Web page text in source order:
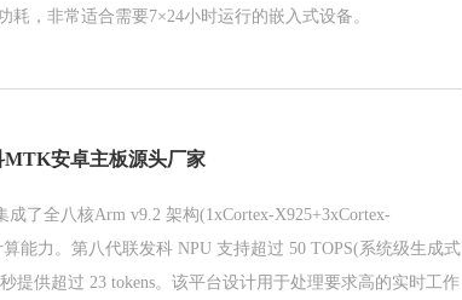
，非常适合需要7×24小时运行的嵌入式设备。
MTK安卓主板源头厂家
了全八核Arm v9.2 架构(1xCortex-X925+3xCortex-
能力。第八代联发科 NPU 支持超过 50 TOPS(系统级生成式
提供超过 23 tokens。该平台设计用于处理要求高的实时工作